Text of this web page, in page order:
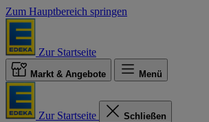
Zum Hauptbereich springen
Zur Startseite
Markt & Angebote Menü
Zur Startseite Schließen